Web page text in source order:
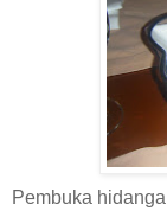
Pembuka